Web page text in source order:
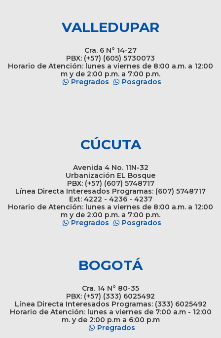
VALLEDUPAR
Cra. 6 N° 14-27
PBX: (+57) (605) 5730073
Horario de Atención: lunes a viernes de 8:00 a.m. a 12:00
m y de 2:00 p.m. a 7:00 p.m.
Pregrados
Posgrados
CÚCUTA
Avenida 4 No. 11N-32
Urbanización EL Bosque
PBX: (+57) (607) 5748717
Línea Directa Interesados Programas: (607) 5748717
Ext: 4222 - 4236 - 4237
Horario de Atención: lunes a viernes de 8:00 a.m. a 12:00
m y de 2:00 p.m. a 7:00 p.m.
Pregrados
Posgrados
BOGOTÁ
Cra. 14 N° 80-35
PBX: (+57) (333) 6025492
Línea Directa Interesados Programas: (333) 6025492
Horario de Atención: lunes a viernes de 7:00 a.m - 12:00
m. y de 2:00 p.m a 6:00 p.m
Pregrados